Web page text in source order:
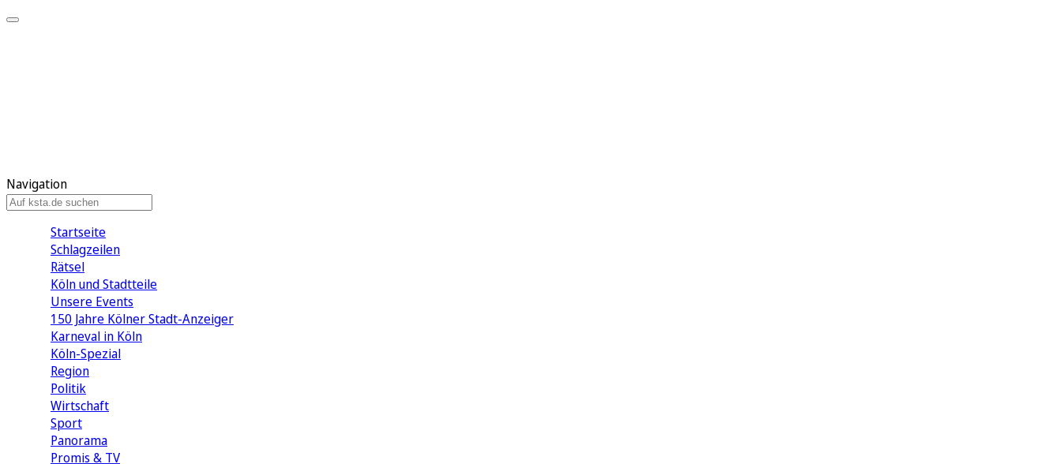
Navigation
Startseite
Schlagzeilen
Rätsel
Köln und Stadtteile
Unsere Events
150 Jahre Kölner Stadt-Anzeiger
Karneval in Köln
Köln-Spezial
Region
Politik
Wirtschaft
Sport
Panorama
Promis & TV